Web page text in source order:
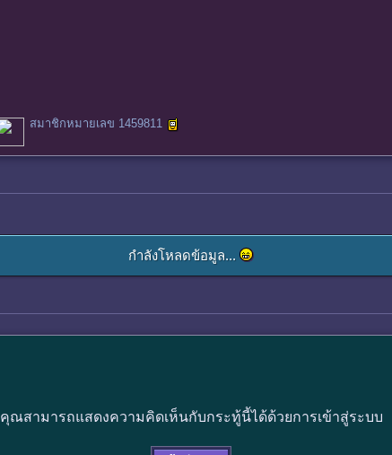
สมาชิกหมายเลข 1459811
กำลังโหลดข้อมูล...
คุณสามารถแสดงความคิดเห็นกับกระทู้นี้ได้ด้วยการเข้าสู่ระบบ